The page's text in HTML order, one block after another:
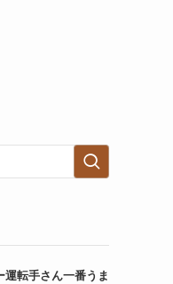
運転手さん一番うま